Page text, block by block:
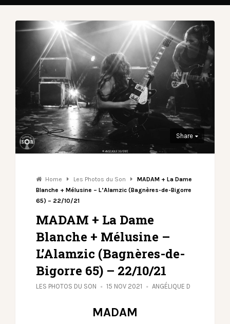
Share
Home Les Photos du Son
MADAM + La Dame
Blanche + Mélusine – L’Alamzic (Bagnères-de-Bigorre
65) – 22/10/21
MADAM + La Dame
Blanche + Mélusine –
L’Alamzic (Bagnères-de-
Bigorre 65) – 22/10/21
LES PHOTOS DU SON 15 NOV 2021 ANGÉLIQUE D
MADAM